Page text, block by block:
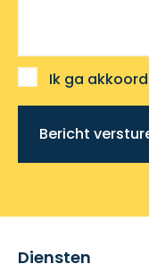
Ik ga
Bericht
Diensten